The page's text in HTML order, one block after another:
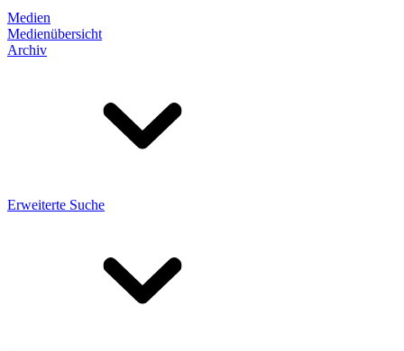
Medien
Medienübersicht
Archiv
Erweiterte Suche